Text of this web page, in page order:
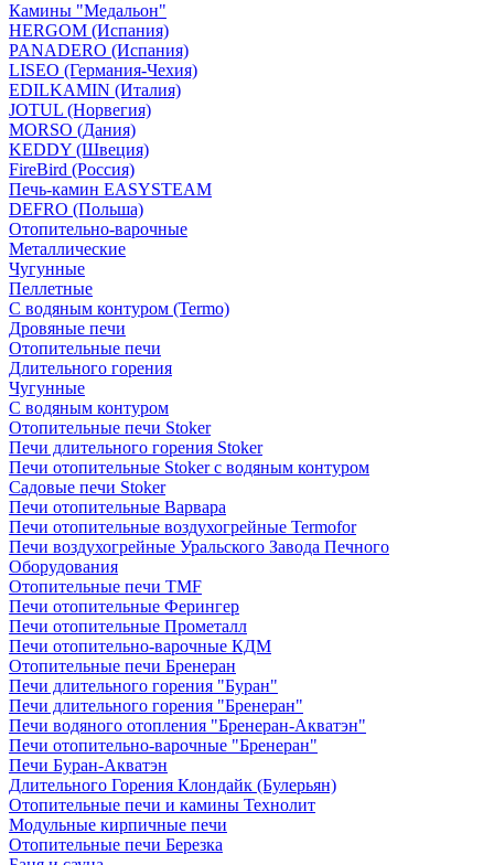
Камины "Медальон"
HERGOM (Испания)
PANADERO (Испания)
LISEO (Германия-Чехия)
EDILKAMIN (Италия)
JOTUL (Норвегия)
MORSO (Дания)
KEDDY (Швеция)
FireBird (Россия)
Печь-камин EASYSTEAM
DEFRO (Польша)
Отопительно-варочные
Металлические
Чугунные
Пеллетные
С водяным контуром (Termo)
Дровяные печи
Отопительные печи
Длительного горения
Чугунные
C водяным контуром
Отопительные печи Stoker
Печи длительного горения Stoker
Печи отопительные Stoker с водяным контуром
Садовые печи Stoker
Печи отопительные Варвара
Печи отопительные воздухогрейные Termofor
Печи воздухогрейные Уральского Завода Печного
Оборудования
Отопительные печи TMF
Печи отопительные Ферингер
Печи отопительные Прометалл
Печи отопительно-варочные КДМ
Отопительные печи Бренеран
Печи длительного горения "Буран"
Печи длительного горения "Бренеран"
Печи водяного отопления "Бренеран-Акватэн"
Печи отопительно-варочные "Бренеран"
Печи Буран-Акватэн
Длительного Горения Клондайк (Булерьян)
Отопительные печи и камины Технолит
Модульные кирпичные печи
Отопительные печи Березка